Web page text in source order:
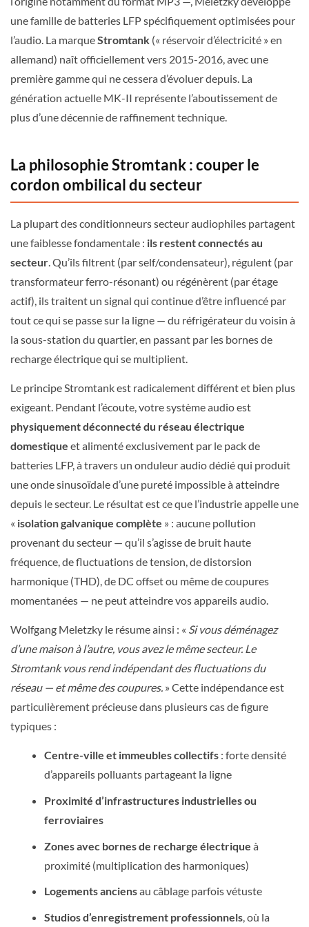
une famille de batteries LFP spécifiquement optimisées pour
l’audio. La marqueStromtank (« réservoir d’électricité » en
allemand) naît officiellement vers 2015-2016, avec une
première gamme qui ne cessera d’évoluer depuis. La
génération actuelle MK-II représente l’aboutissement de
plus d’une décennie de raffinement technique.
La philosophie Stromtank : couper le
cordon ombilical du secteur
La plupart des conditionneurs secteur audiophiles partagent
une faiblesse fondamentale : ils restent connectés au
secteur. Qu’ils filtrent (par self/condensateur), régulent (par
transformateur ferro-résonant) ou régénèrent (par étage
actif), ils traitent un signal qui continue d’être influencé par
tout ce qui se passe sur la ligne — du réfrigérateur du voisin à
la sous-station du quartier, en passant par les bornes de
recharge électrique qui se multiplient.
Le principe Stromtank est radicalement différent et bien plus
exigeant. Pendant l’écoute, votre système audio est
physiquement déconnecté du réseau électrique
domestique et alimenté exclusivement par le pack de
batteries LFP, à travers un onduleur audio dédié qui produit
une onde sinusoïdale d’une pureté impossible à atteindre
depuis le secteur. Le résultat est ce que l’industrie appelle une
« isolation galvanique complète » : aucune pollution
provenant du secteur — qu’il s’agisse de bruit haute
fréquence, de fluctuations de tension, de distorsion
harmonique (THD), de DC offset ou même de coupures
momentanées — ne peut atteindre vos appareils audio.
Wolfgang Meletzky le résume ainsi : « Si vous déménagez
d’une maison à l’autre, vous avez le même secteur. Le
Stromtank vous rend indépendant des fluctuations du
réseau — et même des coupures. » Cette indépendance est
particulièrement précieuse dans plusieurs cas de figure
typiques :
Centre-ville et immeubles collectifs: forte densité
d’appareils polluants partageant la ligne
Proximité d’infrastructures industrielles ou
ferroviaires
Zones avec bornes de recharge électrique à
proximité (multiplication des harmoniques)
Logements anciensau câblage parfois vétuste
Studios d’enregistrement professionnels, où la